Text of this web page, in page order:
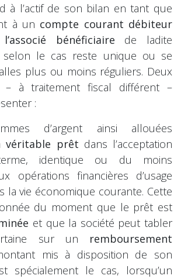
à l’actif de son bilan en tant que
à un compte courant débiteur
bénéficiaire de ladite
selon le cas reste unique ou se
plus ou moins réguliers. Deux
– à traitement fiscal différent –
:
d’argent ainsi allouées
véritable prêt dans l’acceptation
identique ou du moins
opérations financières d’usage
la vie économique courante. Cette
du moment que le prêt est
et que la société peut tabler
sur un remboursement
mis à disposition de son
spécialement le cas, lorsqu’un